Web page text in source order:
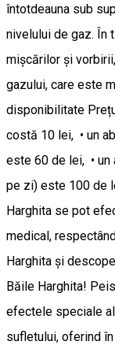
întotdeauna sub
nivelului de gaz. În
mișcărilor și
gazului, care este
disponibilitate
costă 10 lei, • un
este 60 de lei, •
pe zi) este 100 de
Harghita se pot
medical,
Harghita și
Băile Harghita!
efectele speciale
sufletului, oferind